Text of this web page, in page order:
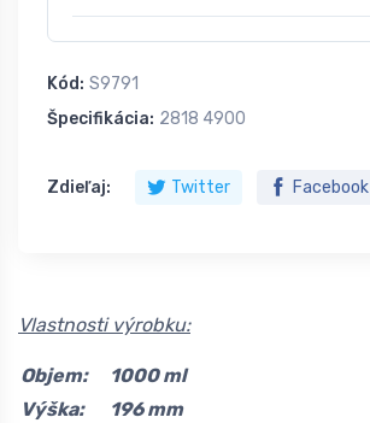
Kód: S9791
Špecifikácia: 2818 4900
Zdieľaj: Twitter Facebook
Vlastnosti výrobku:
Objem:
1000 ml
Výška:
196 mm